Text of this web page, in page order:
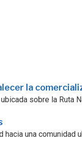
la
sobre la Ruta
una comunidad